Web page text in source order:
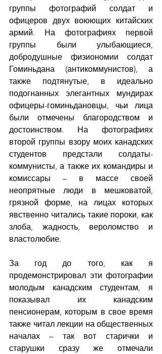
группы фотографий солдат и
офицеров двух воюющих китайских
армий. На фотографиях первой
группы были улыбающиеся,
добродушные физиономии солдат
Гоминьдана (антикоммунистов), а
также подтянутые, в идеально
подогнанных элегантных мундирах
офицеры-гоминьдановцы, чьи лица
были отмечены благородством и
достоинством. На фотографиях
второй группы взору моих канадских
студентов предстали солдаты-
коммунисты, а также их командиры и
комиссары – в массе своей
неопрятные люди в мешковатой,
грязной форме, на лицах которых
явственно читались такие пороки, как
злоба, жадность, вероломство и
властолюбие.
За год до того, как я
продемонстрировал эти фотографии
молодым канадским студентам, я
показывал их канадским
пенсионерам, которым в свое время
также читал лекции на общественных
началах – так вот старички и
старушки сразу же отмечали